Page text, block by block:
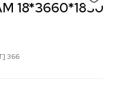
18*3660*1830
366